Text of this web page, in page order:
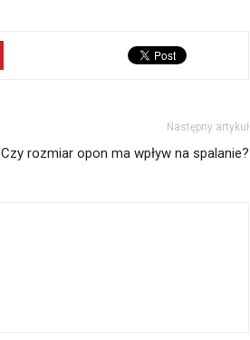
Następny artykuł
Czy rozmiar opon ma wpływ na spalanie?